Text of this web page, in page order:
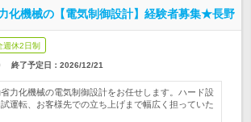
化機械の【電気制御設計】経験者募集★長野
週休2日制
終了予定日： 2026/12/21
力化機械の電気制御設計をお任せします。ハード設
運転、お客様先での立ち上げまで幅広く担っていた